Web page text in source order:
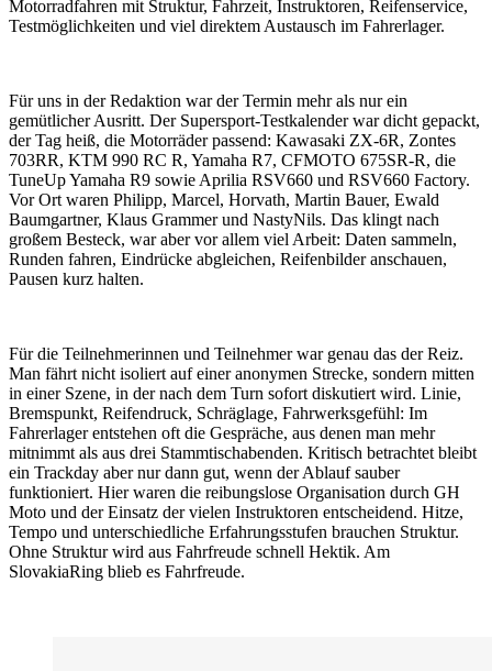
Motorradfahren mit Struktur, Fahrzeit, Instruktoren, Reifenservice,
Testmöglichkeiten und viel direktem Austausch im Fahrerlager.
Für uns in der Redaktion war der Termin mehr als nur ein
gemütlicher Ausritt. Der Supersport-Testkalender war dicht gepackt,
der Tag heiß, die Motorräder passend: Kawasaki ZX-6R, Zontes
703RR, KTM 990 RC R, Yamaha R7, CFMOTO 675SR-R, die
TuneUp Yamaha R9 sowie Aprilia RSV660 und RSV660 Factory.
Vor Ort waren Philipp, Marcel, Horvath, Martin Bauer, Ewald
Baumgartner, Klaus Grammer und NastyNils. Das klingt nach
großem Besteck, war aber vor allem viel Arbeit: Daten sammeln,
Runden fahren, Eindrücke abgleichen, Reifenbilder anschauen,
Pausen kurz halten.
Für die Teilnehmerinnen und Teilnehmer war genau das der Reiz.
Man fährt nicht isoliert auf einer anonymen Strecke, sondern mitten
in einer Szene, in der nach dem Turn sofort diskutiert wird. Linie,
Bremspunkt, Reifendruck, Schräglage, Fahrwerksgefühl: Im
Fahrerlager entstehen oft die Gespräche, aus denen man mehr
mitnimmt als aus drei Stammtischabenden. Kritisch betrachtet bleibt
ein Trackday aber nur dann gut, wenn der Ablauf sauber
funktioniert. Hier waren die reibungslose Organisation durch GH
Moto und der Einsatz der vielen Instruktoren entscheidend. Hitze,
Tempo und unterschiedliche Erfahrungsstufen brauchen Struktur.
Ohne Struktur wird aus Fahrfreude schnell Hektik. Am
SlovakiaRing blieb es Fahrfreude.